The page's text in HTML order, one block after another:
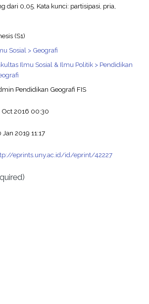
dari 0,05. Kata kunci: partisipasi, pria,
(S1)
Sosial > Geografi
Ilmu Sosial & Ilmu Politik > Pendidikan
Pendidikan Geografi FIS
Oct 2016 00:30
Jan 2019 11:17
eprints.uny.ac.id/id/eprint/42227